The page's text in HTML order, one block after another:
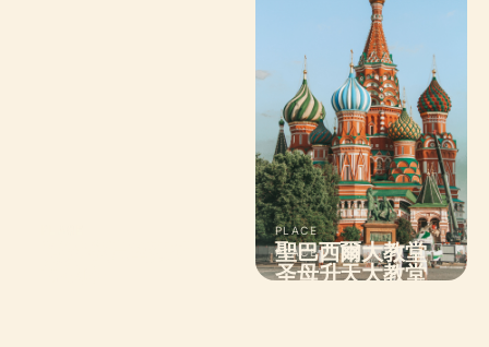
PLACE
聖巴西爾大教堂
PLACE
圣母升天大教堂